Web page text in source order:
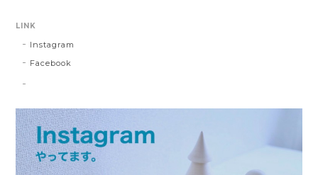
LINK
Instagram
Facebook